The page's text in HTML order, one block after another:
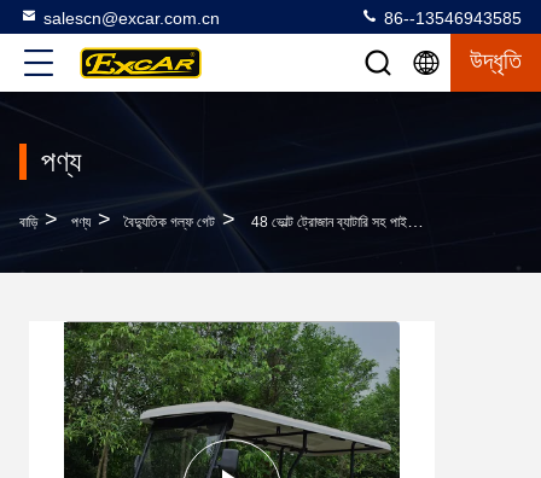
salescn@excar.com.cn 86--13546943585
উদ্ধৃতি
পণ্য
বাড়ি > পণ্য > বৈদ্যুতিক গল্ফ গেট > 48 ভোল্ট ট্রোজান ব্যাটারি সহ পাইকারি 6 সিট নিউ এনার্জি গল্ফ কার্ট